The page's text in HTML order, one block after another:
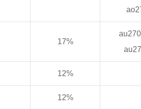
17%
12%
12%